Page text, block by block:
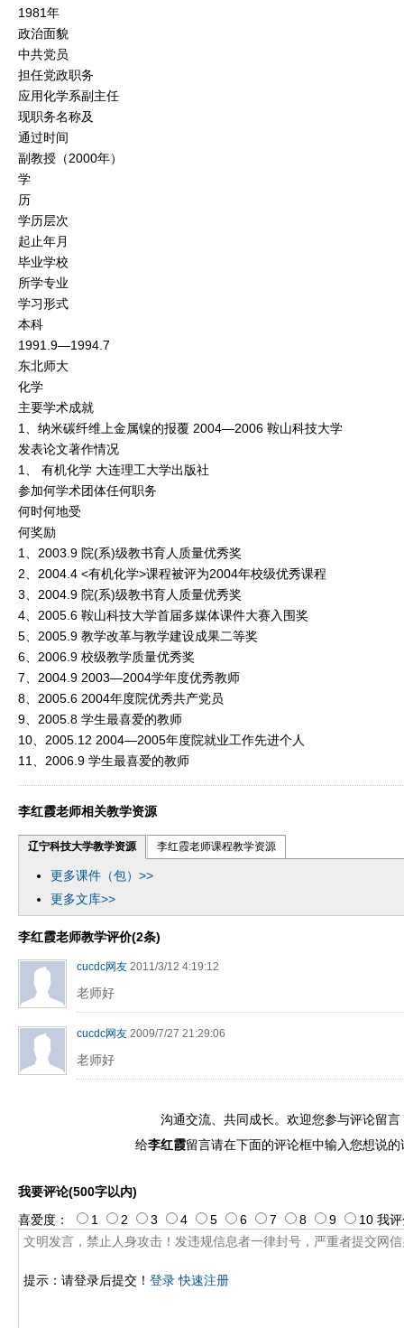
1981年
政治面貌
中共党员
担任党政职务
应用化学系副主任
现职务名称及
通过时间
副教授（2000年）
学
历
学历层次
起止年月
毕业学校
所学专业
学习形式
本科
1991.9—1994.7
东北师大
化学
主要学术成就
1、纳米碳纤维上金属镍的报覆 2004—2006 鞍山科技大学
发表论文著作情况
1、 有机化学 大连理工大学出版社
参加何学术团体任何职务
何时何地受
何奖励
1、2003.9 院(系)级教书育人质量优秀奖
2、2004.4 <有机化学>课程被评为2004年校级优秀课程
3、2004.9 院(系)级教书育人质量优秀奖
4、2005.6 鞍山科技大学首届多媒体课件大赛入围奖
5、2005.9 教学改革与教学建设成果二等奖
6、2006.9 校级教学质量优秀奖
7、2004.9 2003—2004学年度优秀教师
8、2005.6 2004年度院优秀共产党员
9、2005.8 学生最喜爱的教师
10、2005.12 2004—2005年度院就业工作先进个人
11、2006.9 学生最喜爱的教师
李红霞老师相关教学资源
辽宁科技大学教学资源 李红霞老师课程教学资源
更多课件（包）>>
更多文库>>
李红霞老师教学评价(2条)
cucdc网友 2011/3/12 4:19:12
老师好
cucdc网友 2009/7/27 21:29:06
老师好
沟通交流、共同成长。欢迎您参与评论留言
给李红霞留言请在下面的评论框中输入您想说的
我要评论(500字以内)
提示：请登录后提交！ 登录 快速注册
喜爱度： 1 2 3 4 5 6 7 8 9 10 我评